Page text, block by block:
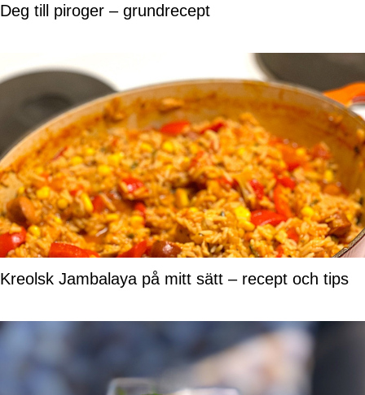
Deg till piroger – grundrecept
Kreolsk Jambalaya på mitt sätt – recept och tips